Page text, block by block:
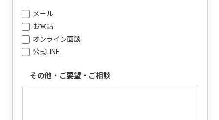
メール
お電話
オンライン面談
公式LINE
その他・ご要望・ご相談